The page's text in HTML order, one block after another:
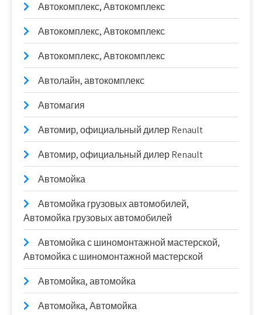
Автокомплекс, Автокомплекс
Автокомплекс, Автокомплекс
Автокомплекс, Автокомплекс
Автолайн, автокомплекс
Автомагия
Автомир, официальный дилер Renault
Автомир, официальный дилер Renault
Автомойка
Автомойка грузовых автомобилей,
Автомойка грузовых автомобилей
Автомойка с шиномонтажной мастерской,
Автомойка с шиномонтажной мастерской
Автомойка, автомойка
Автомойка, Автомойка